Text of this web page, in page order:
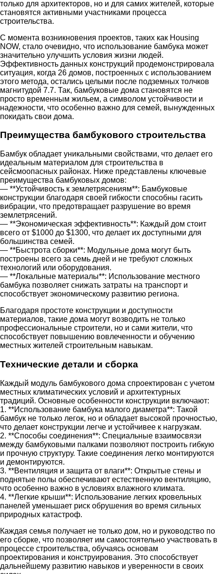
только для архитекторов, но и для самих жителей, которые
становятся активными участниками процесса
строительства.
С момента возникновения проектов, таких как Housing
NOW, стало очевидно, что использование бамбука может
значительно улучшить условия жизни людей.
Эффективность данных конструкций продемонстрировала
ситуация, когда 26 домов, построенных с использованием
этого метода, остались целыми после подземных толчков
магнитудой 7.7. Так, бамбуковые дома становятся не
просто временным жильем, а символом устойчивости и
надежности, что особенно важно для семей, вынужденных
покидать свои дома.
Преимущества бамбукового строительства
Бамбук обладает уникальными свойствами, что делает его
идеальным материалом для строительства в
сейсмоопасных районах. Ниже представлены ключевые
преимущества бамбуковых домов:
— **Устойчивость к землетрясениям**: Бамбуковые
конструкции благодаря своей гибкости способны гасить
вибрации, что предотвращает разрушение во время
землетрясений.
— **Экономическая эффективность**: Каждый дом стоит
всего от $1000 до $1300, что делает их доступными для
большинства семей.
— **Быстрота сборки**: Модульные дома могут быть
построены всего за семь дней и не требуют сложных
технологий или оборудования.
— **Локальные материалы**: Использование местного
бамбука позволяет снижать затраты на транспорт и
способствует экономическому развитию региона.
Благодаря простоте конструкции и доступности
материалов, такие дома могут возводить не только
профессиональные строители, но и сами жители, что
способствует повышению вовлеченности и обучению
местных жителей строительным навыкам.
Технические детали и сборка
Каждый модуль бамбукового дома спроектирован с учетом
местных климатических условий и архитектурных
традиций. Основные особенности конструкции включают:
1. **Использование бамбука малого диаметра**: Такой
бамбук не только легок, но и обладает высокой прочностью,
что делает конструкции легче и устойчивее к нагрузкам.
2. **Способы соединения**: Специальные взаимосвязи
между бамбуковыми палками позволяют построить гибкую
и прочную структуру. Такие соединения легко монтируются
и демонтируются.
3. **Вентиляция и защита от влаги**: Открытые стены и
поднятые полы обеспечивают естественную вентиляцию,
что особенно важно в условиях влажного климата.
4. **Легкие крыши**: Использование легких кровельных
панелей уменьшает риск обрушения во время сильных
природных катастроф.
Каждая семья получает не только дом, но и руководство по
его сборке, что позволяет им самостоятельно участвовать в
процессе строительства, обучаясь основам
проектирования и конструирования. Это способствует
дальнейшему развитию навыков и уверенности в своих